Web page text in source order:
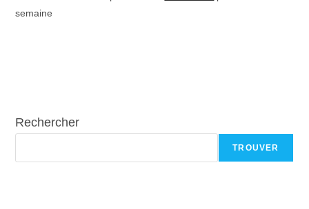
semaine
Rechercher
TROUVER